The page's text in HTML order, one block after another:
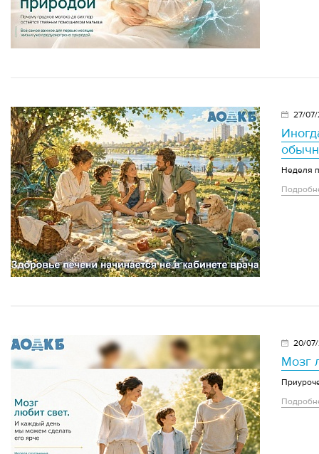
27/
Неделя
20/
Мозг